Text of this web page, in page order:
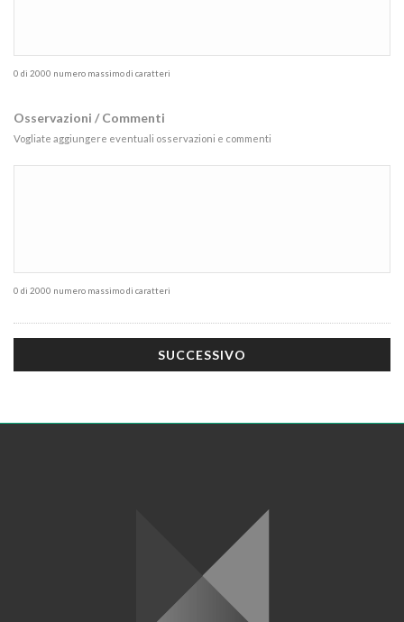
0 di 2000 numero massimo di caratteri
Osservazioni / Commenti
Vogliate aggiungere eventuali osservazioni e commenti
0 di 2000 numero massimo di caratteri